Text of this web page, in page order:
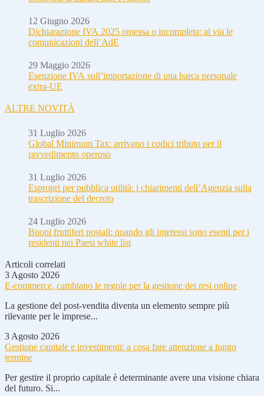
12 Giugno 2026
Dichiarazione IVA 2025 omessa o incompleta: al via le
comunicazioni dell’AdE
29 Maggio 2026
Esenzione IVA sull’importazione di una barca personale
extra-UE
ALTRE NOVITÀ
31 Luglio 2026
Global Minimum Tax: arrivano i codici tributo per il
ravvedimento operoso
31 Luglio 2026
Espropri per pubblica utilità: i chiarimenti dell’Agenzia sulla
trascrizione del decreto
24 Luglio 2026
Buoni fruttiferi postali: quando gli interessi sono esenti per i
residenti nei Paesi white list
Articoli correlati
3 Agosto 2026
E-commerce, cambiano le regole per la gestione dei resi online
La gestione del post-vendita diventa un elemento sempre più
rilevante per le imprese...
3 Agosto 2026
Gestione capitale e investimenti: a cosa fare attenzione a lungo
termine
Per gestire il proprio capitale è determinante avere una visione chiara
del futuro. Si...